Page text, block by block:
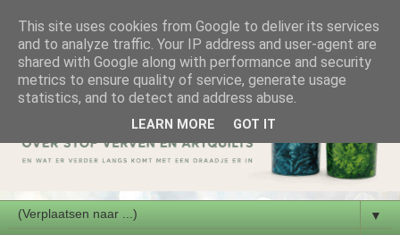
▼
This site uses cookies from Google to deliver its services
and to analyze traffic. Your IP address and user-agent are
shared with Google along with performance and security
metrics to ensure quality of service, generate usage
statistics, and to detect and address abuse.
LEARN MORE GOT IT